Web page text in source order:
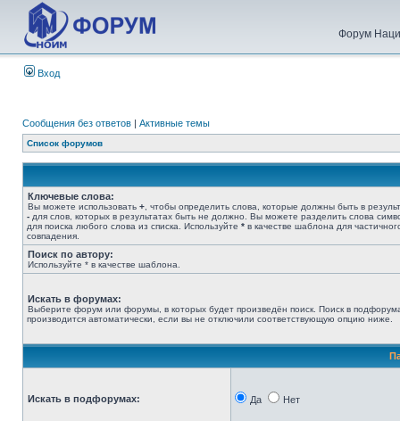
Форум
Вход
Сообщения без ответов | Активные темы
Список форумов
Ключевые слова:
Вы можете использовать + , чтобы определить слова, которые должны быть в
- для слов, которых в результатах быть не должно. Вы можете разделить слова
для поиска любого слова из списка. Используйте * в качестве шаблона для
совпадения.
Поиск по автору:
Используйте * в качестве шаблона.
Искать в форумах:
Выберите форум или форумы, в которых будет произведён поиск. Поиск в
производится автоматически, если вы не отключили соответствующую опцию ниже.
Искать в подфорумах: Да Нет